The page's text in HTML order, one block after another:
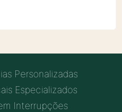
Personalizadas
Especializados
Interrupções